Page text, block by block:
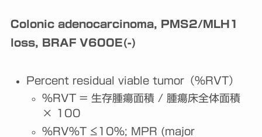
Colonic adenocarcinoma, PMS2/MLH1
loss, BRAF V600E(-)
Percent residual viable tumor（%RVT）
%RVT = 生存腫瘍面積 / 腫瘍床全体面積
× 100
%RV%T ≤10%; MPR (major